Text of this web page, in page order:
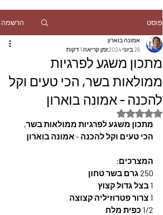
פוסט הרשמה
מתכון משגע לפרגיות
ממולאות בשר, הכי טעים וקל
להכנה - אמונה בוארון
אמונה בוארון
26 ביוני 2024
זמן קריאה 1 דקות
דירוג של NaN מתוך 5 כוכבים
מתכון משגע לפרגיות ממולאות בשר,
הכי טעים וקל להכנה - אמונה בוארון
המצרכים:
250 גרם בשר טחון
1 בצל גדול קצוץ
1 צרור פטרוזיליה קצוצה
1/2 כפית מלח